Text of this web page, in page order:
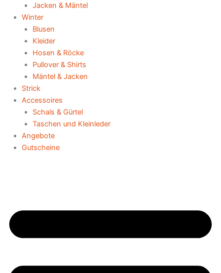
Jacken & Mäntel
Winter
Blusen
Kleider
Hosen & Röcke
Pullover & Shirts
Mäntel & Jacken
Strick
Accessoires
Schals & Gürtel
Taschen und Kleinleder
Angebote
Gutscheine